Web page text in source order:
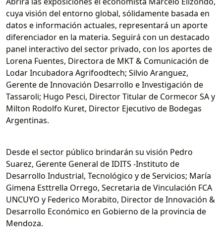
cuya visión del entorno global, sólidamente basada en
datos e información actuales, representará un aporte
diferenciador en la materia. Seguirá con un destacado
panel interactivo del sector privado, con los aportes de
Lorena Fuentes, Directora de MKT & Comunicación de
Lodar Incubadora Agrifoodtech; Silvio Aranguez,
Gerente de Innovación Desarrollo e Investigación de
Tassaroli; Hugo Pesci, Director Titular de Cormecor SA y
Milton Rodolfo Kuret, Director Ejecutivo de Bodegas
Argentinas.
Desde el sector público brindarán su visión Pedro
Suarez, Gerente General de IDITS -Instituto de
Desarrollo Industrial, Tecnológico y de Servicios; María
Gimena Esttrella Orrego, Secretaria de Vinculación FCA
UNCUYO y Federico Morabito, Director de Innovación &
Desarrollo Económico en Gobierno de la provincia de
Mendoza.